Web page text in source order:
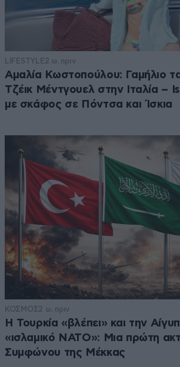
LIFESTYLE 2 ω. πριν
Αμαλία Κωστοπούλου: Γαμήλιο
Τζέικ Μέντγουελ στην Ιταλία –
με σκάφος σε Πόντσα και Ίσκια
ΚΟΣΜΟΣ2 ω. πριν
Η Τουρκία «βλέπει» και την
«ισλαμικό ΝΑΤΟ»: Μια πρώτη
Συμφώνου της Μέκκας